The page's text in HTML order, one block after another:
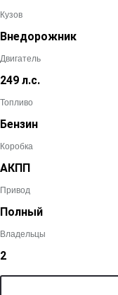
Кузов
Внедорожник
Двигатель
249 л.с.
Топливо
Бензин
Коробка
АКПП
Привод
Полный
Владельцы
2